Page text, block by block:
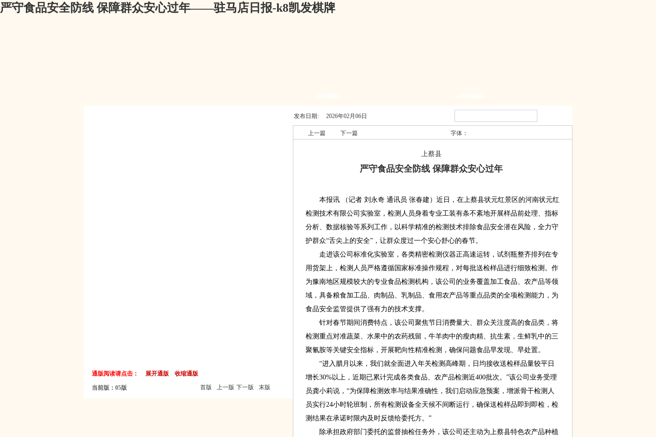
严守食品安全防线 保障群众安心过年——驻马店日报-k8凯发棋牌
通版阅读请点击： 展开通版 收缩通版
当前版：05版 首版 上一版 下一版 末版
发布日期: 2026年02月06日
上一篇 下一篇 字体：
上蔡县
严守食品安全防线 保障群众安心过年
本报讯 （记者 刘永奇 通讯员 张春建）近日，在上蔡县状元红景区的河南状元红
检测技术有限公司实验室，检测人员身着专业工装有条不紊地开展样品前处理、指标
分析、数据核验等系列工作，以科学精准的检测技术排除食品安全潜在风险，全力守
护群众“舌尖上的安全”，让群众度过一个安心舒心的春节。
走进该公司标准化实验室，各类精密检测仪器正高速运转，试剂瓶整齐排列在专
用货架上，检测人员严格遵循国家标准操作规程，对每批送检样品进行细致检测。作
为豫南地区规模较大的专业食品检测机构，该公司的业务覆盖加工食品、农产品等领
域，具备粮食加工品、肉制品、乳制品、食用农产品等重点品类的全项检测能力，为
食品安全监管提供了强有力的技术支撑。
针对春节期间消费特点，该公司聚焦节日消费量大、群众关注度高的食品类，将
检测重点对准蔬菜、水果中的农药残留，牛羊肉中的瘦肉精、抗生素，生鲜乳中的三
聚氰胺等关键安全指标，开展靶向性精准检测，确保问题食品早发现、早处置。
“进入腊月以来，我们就全面进入年关检测高峰期，日均接收送检样品量较平日
增长30%以上，近期已累计完成各类食品、农产品检测近400批次。”该公司业务受理
员龚小莉说，“为保障检测效率与结果准确性，我们启动应急预案，增派骨干检测人
员实行24小时轮班制，所有检测设备全天候不间断运行，确保送检样品即到即检，检
测结果在承诺时限内及时反馈给委托方。”
除承担政府部门委托的监督抽检任务外，该公司还主动为上蔡县特色农产品种植